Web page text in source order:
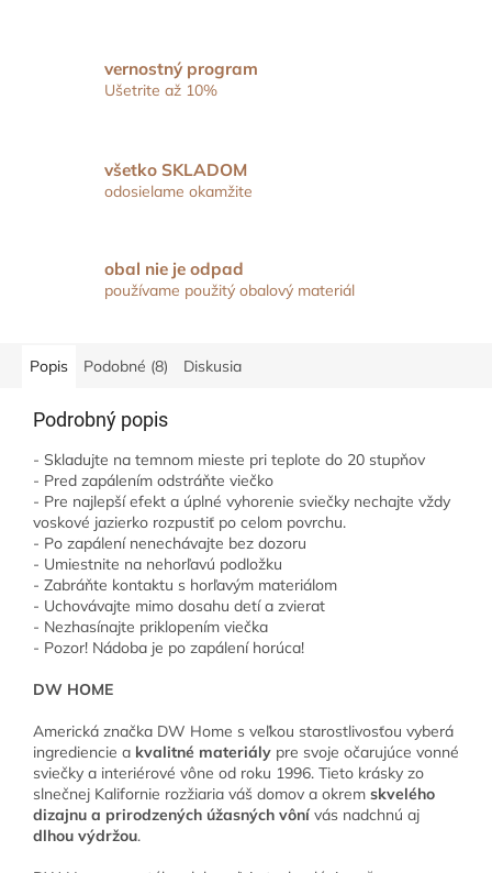
vernostný program
Ušetrite až 10%
všetko SKLADOM
odosielame okamžite
obal nie je odpad
používame použitý obalový materiál
Popis Podobné (8) Diskusia
Podrobný popis
- Skladujte na temnom mieste pri teplote do 20 stupňov
- Pred zapálením odstráňte viečko
- Pre najlepší efekt a úplné vyhorenie sviečky nechajte vždy
voskové jazierko rozpustiť po celom povrchu.
- Po zapálení nenechávajte bez dozoru
- Umiestnite na nehorľavú podložku
- Zabráňte kontaktu s horľavým materiálom
- Uchovávajte mimo dosahu detí a zvierat
- Nezhasínajte priklopením viečka
- Pozor! Nádoba je po zapálení horúca!
DW HOME
Americká značka DW Home s veľkou starostlivosťou vyberá
ingrediencie a kvalitné materiály pre svoje očarujúce vonné
sviečky a interiérové ​​vône od roku 1996. Tieto krásky zo
slnečnej Kalifornie rozžiaria váš domov a okrem skvelého
dizajnu a prirodzených úžasných vôní vás nadchnú aj
dlhou výdržou.